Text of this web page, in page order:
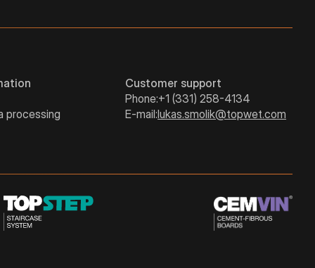
Customer support
Phone:+1 (331) 258-4134
E-mail:lukas.smolik@topwet.com
processing